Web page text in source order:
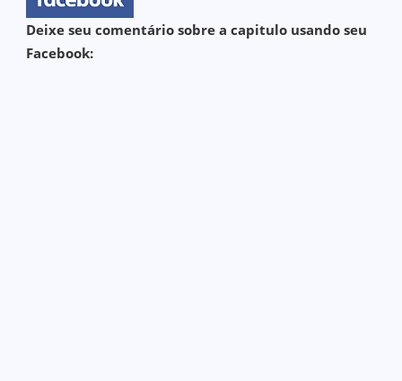
Deixe seu comentário sobre a capitulo usando seu
Facebook: